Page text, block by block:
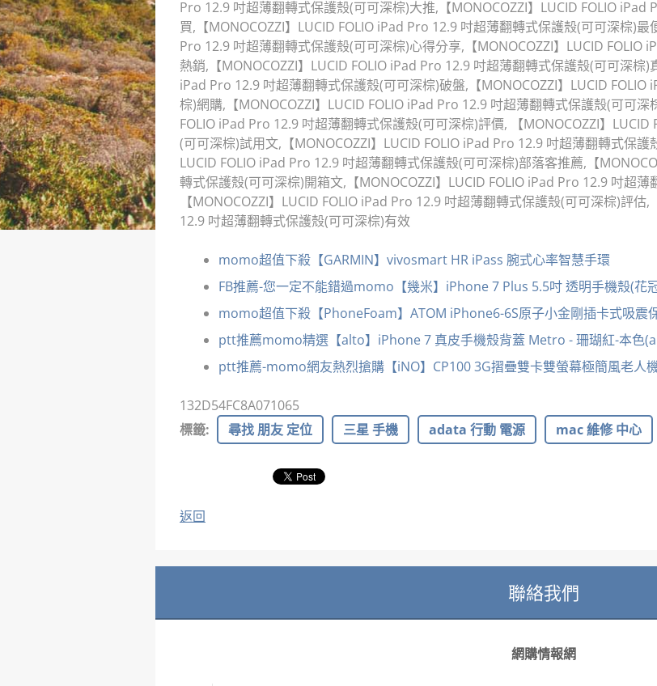
Pro 12.9 吋超薄翻轉式保護殼(可可深棕)大推,【MONOCOZZI】LUCID FOLIO
買,【MONOCOZZI】LUCID FOLIO iPad Pro 12.9 吋超薄翻轉式保護殼(可可深棕)最
Pro 12.9 吋超薄翻轉式保護殼(可可深棕)心得分享,【MONOCOZZI】LUCID FOLIO
熱銷,【MONOCOZZI】LUCID FOLIO iPad Pro 12.9 吋超薄翻轉式保護殼(可可深棕)
iPad Pro 12.9 吋超薄翻轉式保護殼(可可深棕)破盤,【MONOCOZZI】LUCID
棕)網購,【MONOCOZZI】LUCID FOLIO iPad Pro 12.9 吋超薄翻轉式保護殼(可可
FOLIO iPad Pro 12.9 吋超薄翻轉式保護殼(可可深棕)評價, 【MONOCOZZI】
(可可深棕)試用文,【MONOCOZZI】LUCID FOLIO iPad Pro 12.9 吋超薄翻轉式保護
LUCID FOLIO iPad Pro 12.9 吋超薄翻轉式保護殼(可可深棕)部落客推薦,【
轉式保護殼(可可深棕)開箱文,【MONOCOZZI】LUCID FOLIO iPad Pro 12.9 吋超
【MONOCOZZI】LUCID FOLIO iPad Pro 12.9 吋超薄翻轉式保護殼(可可深棕)評估
12.9 吋超薄翻轉式保護殼(可可深棕)有效
momo超值下殺【GARMIN】vivosmart HR iPass 腕式心率智慧手環
FB推薦-您一定不能錯過momo【幾米】iPhone 7 Plus 5.5吋 透明手機殼(花
momo超值下殺【PhoneFoam】ATOM iPhone6-6S原子小金剛插卡式吸震
ptt推薦momo精選【alto】iPhone 7 真皮手機殼背蓋 Metro - 珊瑚紅-本色
ptt推薦-momo網友熱烈搶購【iNO】CP100 3G摺疊雙卡雙螢幕極簡風老人
132D54FC8A071065
標籤: 尋找 朋友 定位 三星 手機 adata 行動 電源 mac 維修 中心
返回
聯絡我們
網購情報網